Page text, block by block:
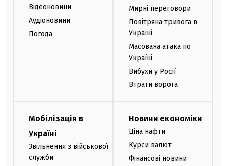
Відеоновини
Аудіоновини
Погода
Мирні переговори
Повітряна тривога в
Україні
Масована атака по
Україні
Вибухи у Росії
Втрати ворога
Мобілізація в
Україні
Звільнення з військової
служби
Новини економіки
Ціна нафти
Курси валют
Фінансові новини